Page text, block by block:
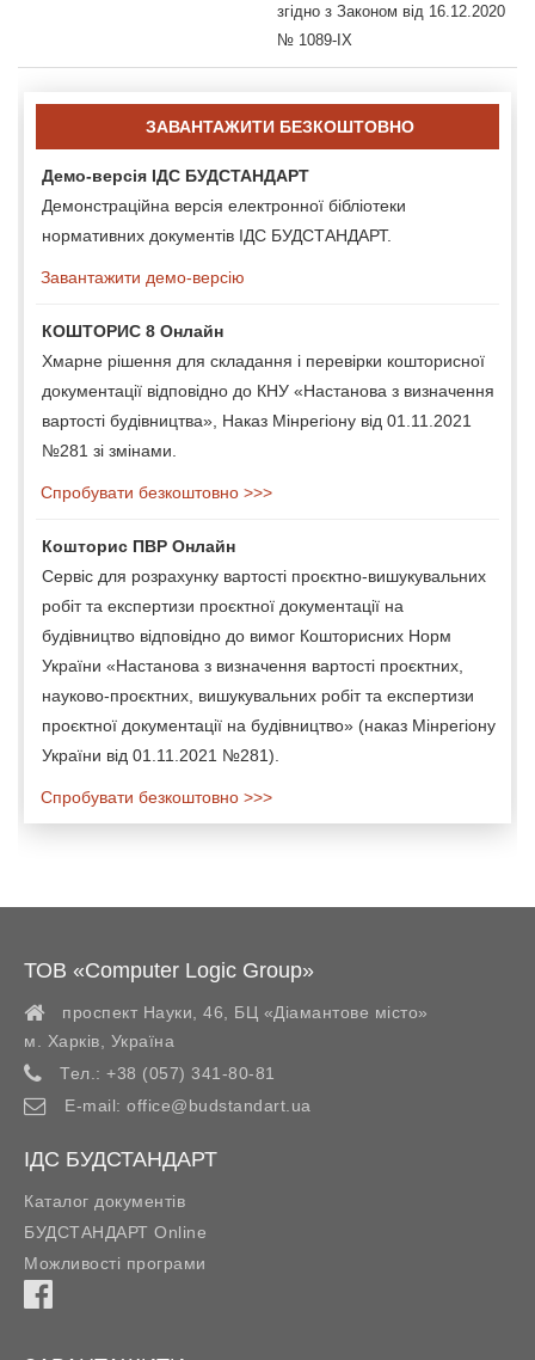
згідно з Законом від 16.12.2020
№ 1089-IX
ЗАВАНТАЖИТИ БЕЗКОШТОВНО
Демо-версія ІДС БУДСТАНДАРТ
Демонстраційна версія електронної бібліотеки
нормативних документів ІДС БУДСТАНДАРТ.
Завантажити демо-версію
КОШТОРИС 8 Онлайн
Хмарне рішення для складання і перевірки кошторисної
документації відповідно до КНУ «Настанова з визначення
вартості будівництва», Наказ Мінрегіону від 01.11.2021
№281 зі змінами.
Спробувати безкоштовно >>>
Кошторис ПВР Онлайн
Сервіс для розрахунку вартості проєктно-вишукувальних
робіт та експертизи проєктної документації на
будівництво відповідно до вимог Кошторисних Норм
України «Настанова з визначення вартості проєктних,
науково-проєктних, вишукувальних робіт та експертизи
проєктної документації на будівництво» (наказ Мінрегіону
України від 01.11.2021 №281).
Спробувати безкоштовно >>>
ТОВ «Computer Logic Group»
проспект Науки, 46, БЦ «Діамантове місто»
м. Харків
Україна
Тел.: +38 (057) 341-80-81
E-mail: office@budstandart.ua
ІДС БУДСТАНДАРТ
Каталог документів
БУДСТАНДАРТ Online
Можливості програми